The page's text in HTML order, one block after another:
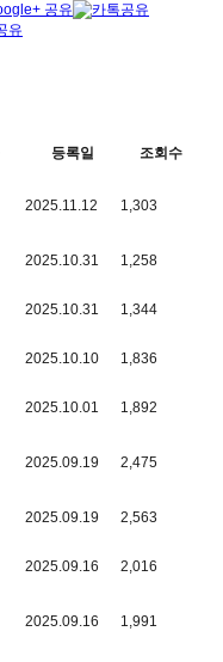
등록일 조회수
2025.11.12 1,303
2025.10.31 1,258
2025.10.31 1,344
2025.10.10 1,836
2025.10.01 1,892
2025.09.19 2,475
2025.09.19 2,563
2025.09.16 2,016
2025.09.16 1,991